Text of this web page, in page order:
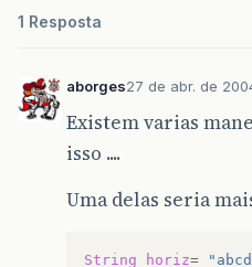
1 Resposta
aborges27 de abr. de
Existem varias
isso ....
Uma delas seria
String horiz=